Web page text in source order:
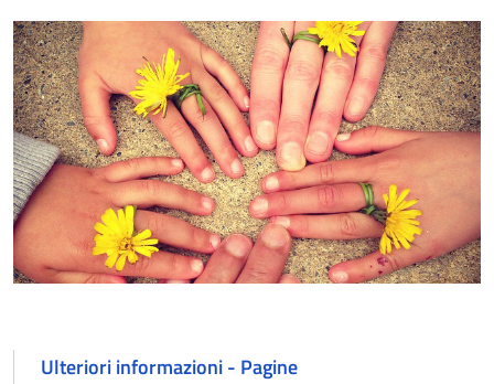
Ulteriori informazioni - Pagine